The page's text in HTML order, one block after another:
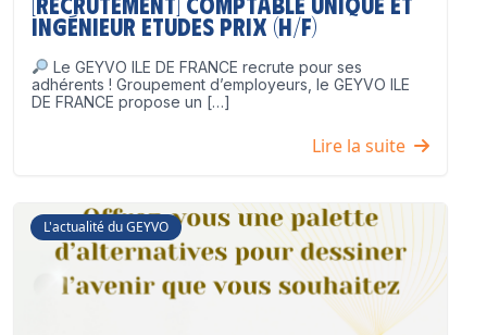
Ingénieur Etudes Prix (H/F)
Le GEYVO ILE DE FRANCE recrute pour ses
adhérents ! Groupement d’employeurs, le GEYVO ILE
DE FRANCE propose un […]
Lire la suite
L'actualité du GEYVO